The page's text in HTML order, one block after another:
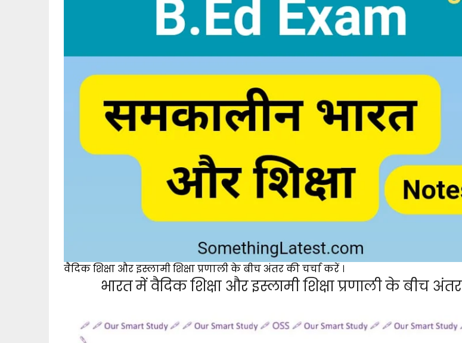
वैदिक शिक्षा और इस्लामी शिक्षा प्रणाली के बीच अंतर की चर्चा करें ।
भारत में वैदिक शिक्षा और इस्लामी शिक्षा प्रणाली के बीच अंतर